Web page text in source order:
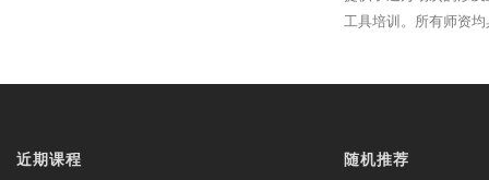
工具培训。所有师资
近期课程 随机推荐